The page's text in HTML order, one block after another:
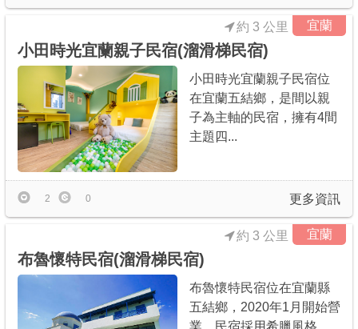
宜蘭
小田時光宜蘭親子民宿(溜滑梯民宿)
約 3 公里
小田時光宜蘭親子民宿位
在宜蘭五結鄉，是間以親
子為主軸的民宿，擁有4間
主題四...
更多資訊
2 0
宜蘭
布魯懷特民宿(溜滑梯民宿)
約 3 公里
布魯懷特民宿位在宜蘭縣
五結鄉，2020年1月開始營
業。民宿採用希臘風格，